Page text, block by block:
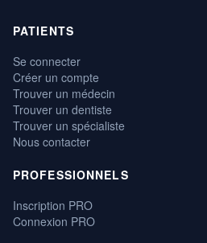
PATIENTS
Se connecter
Créer un compte
Trouver un médecin
Trouver un dentiste
Trouver un spécialiste
Nous contacter
PROFESSIONNELS
Inscription PRO
Connexion PRO